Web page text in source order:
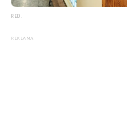
RED.
REKLAMA